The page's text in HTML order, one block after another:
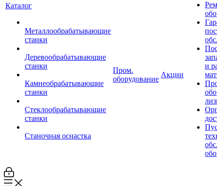
Каталог
Металлообрабатывающие
станки
Деревообрабатывающие
станки
Камнеобрабатывающие
станки
Стеклообрабатывающие
станки
Станочная оснастка
Пром.
оборудование
Акции
и